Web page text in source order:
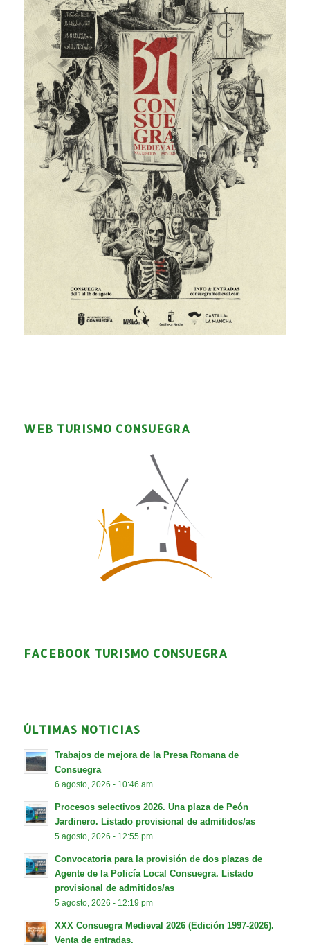
WEB TURISMO CONSUEGRA
FACEBOOK TURISMO CONSUEGRA
ÚLTIMAS NOTICIAS
Trabajos de mejora de la Presa Romana de
Consuegra
6 agosto, 2026 - 10:46 am
Procesos selectivos 2026. Una plaza de Peón
Jardinero. Listado provisional de admitidos/as
5 agosto, 2026 - 12:55 pm
Convocatoria para la provisión de dos plazas de
Agente de la Policía Local Consuegra. Listado
provisional de admitidos/as
5 agosto, 2026 - 12:19 pm
XXX Consuegra Medieval 2026 (Edición 1997-2026).
Venta de entradas.